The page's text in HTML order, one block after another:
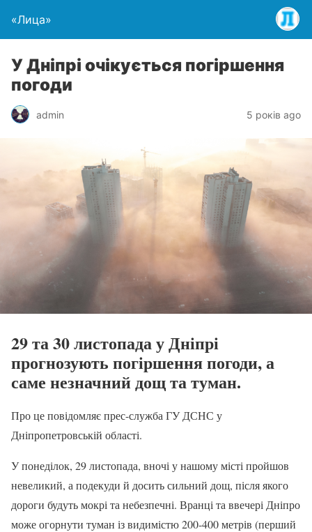
«Лица»
У Дніпрі очікується погіршення
погоди
admin 5 років ago
29 та 30 листопада у Дніпрі
прогнозують погіршення погоди, а
саме незначний дощ та туман.
Про це повідомляє прес-служба ГУ ДСНС у
Дніпропетровській області.
У понеділок, 29 листопада, вночі у нашому місті пройшов
невеликий, а подекуди й досить сильний дощ, після якого
дороги будуть мокрі та небезпечні. Вранці та ввечері Дніпро
може огорнути туман із видимістю 200-400 метрів (перший